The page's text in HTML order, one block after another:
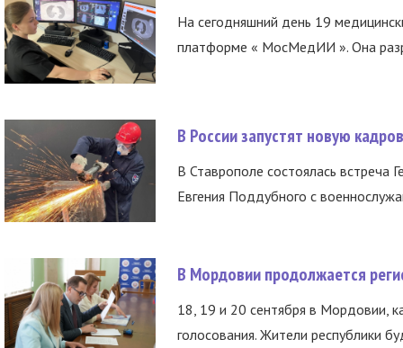
На сегодняшний день 19
платформе « МосМедИИ ». Она
В России запустят новую
В Ставрополе состоялась встреча
Евгения Поддубного с
В Мордовии продолжается
18, 19 и 20 сентября в Мордовии,
голосования. Жители республики